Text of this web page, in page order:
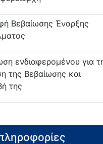
Βεβαίωσης Έναρξης
ενδιαφερομένου για
της Βεβαίωσης και
της